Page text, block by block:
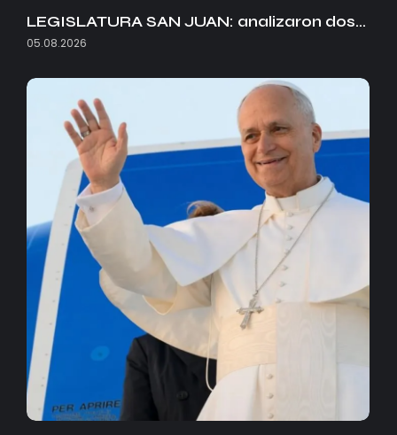
LEGISLATURA SAN JUAN: analizaron dos…
05.08.2026